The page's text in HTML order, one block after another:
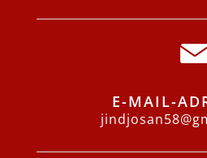
E-MAIL-